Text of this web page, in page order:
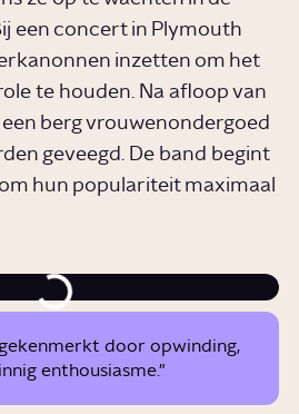
een concert in Plymouth
inzetten om het
te houden. Na afloop van
berg vrouwenondergoed
geveegd. De band begint
hun populariteit maximaal
door opwinding,
enthousiasme."